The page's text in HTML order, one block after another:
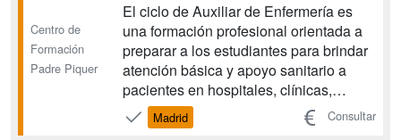
Centro de
Formación
Padre Piquer
El ciclo de Auxiliar de Enfermería es
una formación profesional orientada a
preparar a los estudiantes para brindar
atención básica y apoyo sanitario a
pacientes en hospitales, clínicas,
centros de salud y residencias. Durante
el programa se adquieren
Madrid Consultar